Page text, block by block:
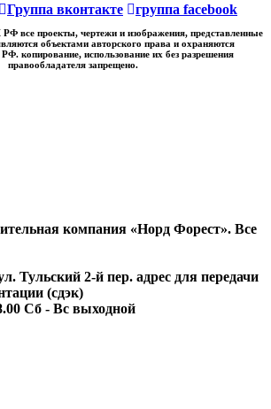
Группа вконтакте группа facebook
РФ все проекты, чертежи и изображения, представленные
объектами авторского права и охраняются
копирование, использование их без разрешения
правообладателя запрещено.
компания «Норд Форест». Все
Тульский 2-й пер. адрес для передачи
(сдэк)
Сб - Вс выходной